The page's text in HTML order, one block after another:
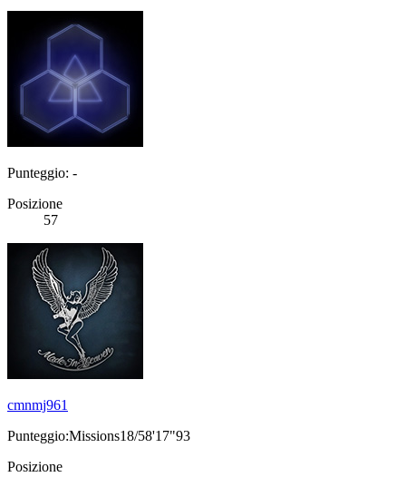
Punteggio: -
Posizione
57
cmnmj961
Punteggio:Missions18/58'17"93
Posizione